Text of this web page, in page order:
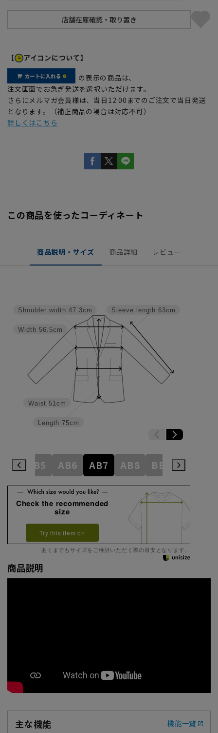
【 アイコンについて】
の表示の商品は、
注文画面でお急ぎ発送を選択いただけます。
さらにメルマガ会員様は、当日12:00までのご注文で当日発送
となります。（補正商品の場合は対応不可）
詳しくはこちら
この商品を使ったコーディネート
商品説明・サイズ 商品詳細 レビュー
Sleeve length 63cm
Length 75cm
Waist 51cm
Width 56.5cm
Shoulder width 47.3cm
AB5 AB6 AB7 AB8 BE3 BE4
Check the recommended
size
Try this item on
あくまでもサイズをご検討いただく際の目安となります。
商品説明
主な機能 機能一覧